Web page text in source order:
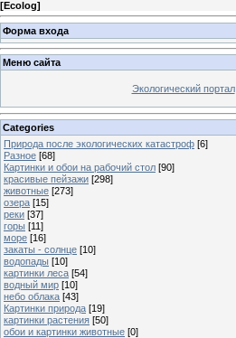
[Ecolog]
Форма входа
Меню сайта
Экологический портал
Categories
Природа после экологических катастроф [6]
Разное [68]
Картинки и обои на рабочий стол [90]
красивые пейзажи [298]
животные [273]
озера [15]
реки [37]
горы [11]
море [16]
закаты - солнце [10]
водопады [10]
картинки леса [54]
водный мир [10]
небо облака [43]
Картинки природа [19]
картинки растения [50]
обои и картинки животные [0]